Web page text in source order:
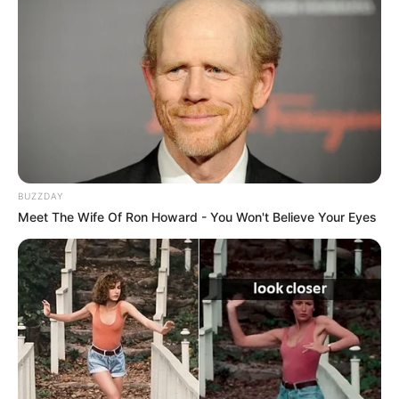
Tehát a jelenleg rendelkezésre álló információk
alapján nem arról van szó, hogy a rendőrség január
5-én „benézte” Dudás Miklós halálát és nem vették
észre az idegenkezűséget, hanem arról, hogy a
sportoló halálát már akkor gyanúsnak találták,
amikor felfedezték, de külsőre semmi nem utalt
idegenkezűségre.
Valóban ritka az ilyen, mert az emberölések, de
még a halált okozó testi sértések is elég látványos
nyomokat hagynak maguk után. Az efféle fordulat
inkább azokban az esetekben szokott előfordulni,
amikor a gyilkos nyomokat akar eltüntetni, például
BUZZDAY
Meet The Wife Of Ron Howard - You Won't Believe Your Eyes